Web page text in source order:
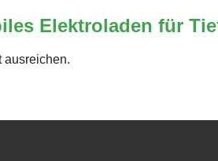
Elektroladen für
ausreichen.